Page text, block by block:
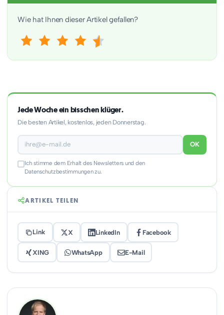
Wie hat Ihnen dieser Artikel gefallen?
Jede Woche ein bisschen klüger.
Die besten Artikel, kostenlos, jeden Donnerstag.
OK
Ich stimme dem Erhalt des Newsletters und den
Datenschutzbestimmungen zu.
ARTIKEL TEILEN
Link X LinkedIn Facebook
XING WhatsApp E-Mail